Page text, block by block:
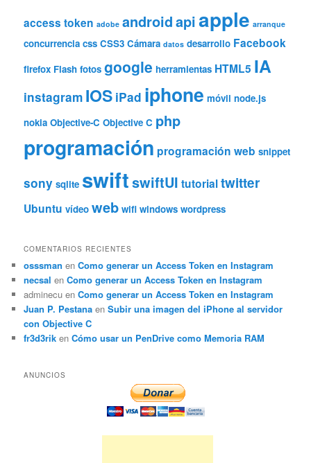
access token adobe androidapiapple arranque
concurrencia css CSS3 Cámara datos desarrollo Facebook
firefox Flash fotos google herramientas HTML5 IA
instagram IOS iPad iphone móvil node.js
nokia Objective-C Objective C php
programación programación web snippet
sony sqlite swiftswiftUI tutorialtwitter
Ubuntu vídeo web wifi windows wordpress
COMENTARIOS RECIENTES
osssman enComo generar un Access Token en Instagram
necsal enComo generar un Access Token en Instagram
adminecu enComo generar un Access Token en Instagram
Juan P. Pestana enSubir una imagen del iPhone al servidor
con Objective C
fr3d3rik enCómo usar un PenDrive como Memoria RAM
ANUNCIOS